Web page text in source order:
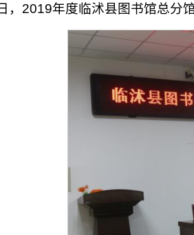
，2019年度临沭县图书馆总分